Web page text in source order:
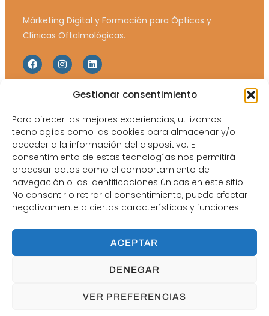
Gestionar consentimiento
Para ofrecer las mejores experiencias, utilizamos
tecnologías como las cookies para almacenar y/o
acceder a la información del dispositivo. El
consentimiento de estas tecnologías nos permitirá
procesar datos como el comportamiento de
navegación o las identificaciones únicas en este sitio.
No consentir o retirar el consentimiento, puede afectar
negativamente a ciertas características y funciones.
ACEPTAR
DENEGAR
VER PREFERENCIAS
Márketing Digital y Formación para Ópticas y
Clínicas Oftalmológicas.
Inicio
Equipo
Catálogos y tarifas
Blog
Contacto
Legales
Política de Privacidad
Política de Cookies
Aviso Legal
Márketing Digital y Formación para Ópticas y Clínicas